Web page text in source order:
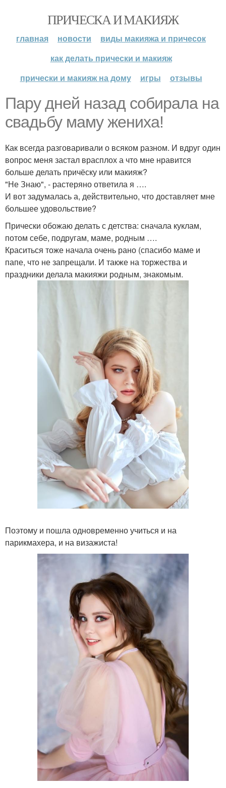
ПРИЧЕСКА И МАКИЯЖ
главная новости
виды макияжа и причесок
как делать прически и макияж
прически и макияж на дому
игры отзывы
Пару дней назад собирала на
свадьбу маму жениха!
Как всегда разговаривали о всяком разном. И вдруг один
вопрос меня застал врасплох а что мне нравится
больше делать причёску или макияж?
"Не Знаю", - растеряно ответила я ….
И вот задумалась а, действительно, что доставляет мне
большее удовольствие?
Прически обожаю делать с детства: сначала куклам,
потом себе, подругам, маме, родным ….
Краситься тоже начала очень рано (спасибо маме и
папе, что не запрещали. И также на торжества и
праздники делала макияжи родным, знакомым.
Поэтому и пошла одновременно учиться и на
парикмахера, и на визажиста!